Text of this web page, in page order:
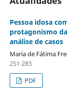
Pessoa idosa
protagonismo
análise de casos
Maria de Fátima
251-283
PDF